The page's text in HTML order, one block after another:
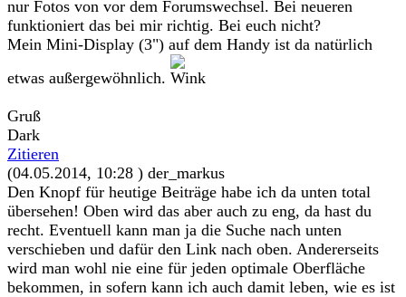
nur Fotos von vor dem Forumswechsel. Bei neueren
funktioniert das bei mir richtig. Bei euch nicht?
Mein Mini-Display (3") auf dem Handy ist da natürlich
etwas außergewöhnlich.
Gruß
Dark
Zitieren
(04.05.2014, 10:28 ) der_markus
Den Knopf für heutige Beiträge habe ich da unten total
übersehen! Oben wird das aber auch zu eng, da hast du
recht. Eventuell kann man ja die Suche nach unten
verschieben und dafür den Link nach oben. Andererseits
wird man wohl nie eine für jeden optimale Oberfläche
bekommen, in sofern kann ich auch damit leben, wie es ist